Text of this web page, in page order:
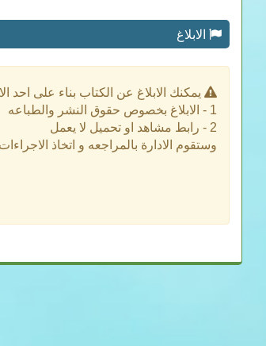
الابلاغ
يمكنك الابلاغ عن الكتاب بناء على احد
1 - الابلاغ بخصوص حقوق النشر والطباعه
2 - رابط مشاهد او تحميل لا يعمل
وستقوم الادارة بالمراجعه و اتخاذ